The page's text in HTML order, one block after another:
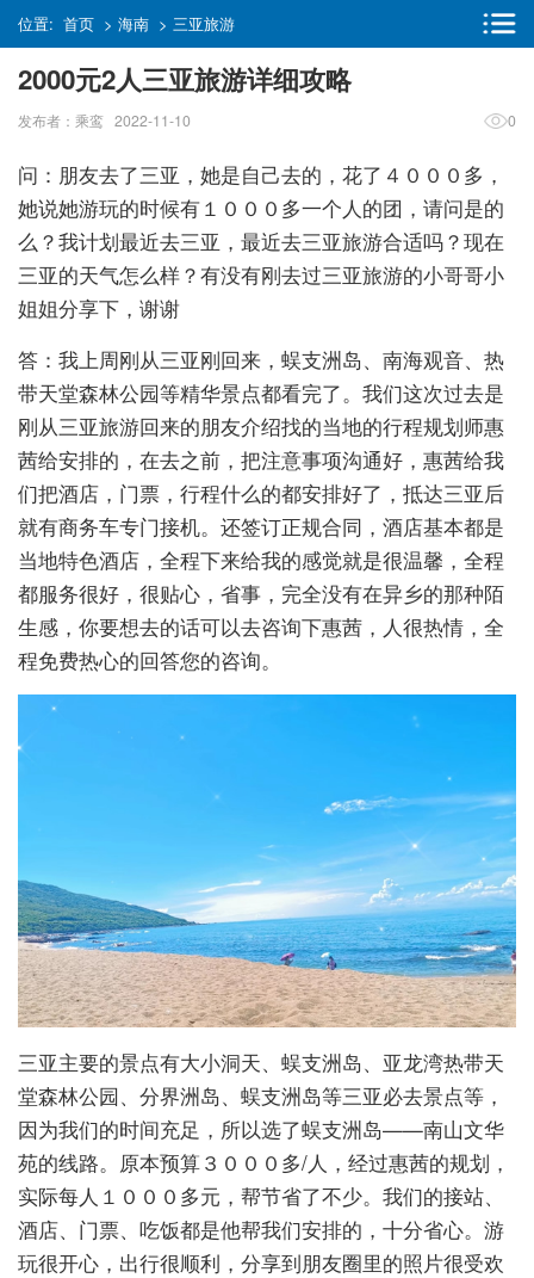
位置: 首页 > 海南 > 三亚旅游
2000元2人三亚旅游详细攻略
发布者：乘鸾 2022-11-10 0
问：朋友去了三亚，她是自己去的，花了４０００多，
她说她游玩的时候有１０００多一个人的团，请问是的
么？我计划最近去三亚，最近去三亚旅游合适吗？现在
三亚的天气怎么样？有没有刚去过三亚旅游的小哥哥小
姐姐分享下，谢谢
答：我上周刚从三亚刚回来，蜈支洲岛、南海观音、热
带天堂森林公园等精华景点都看完了。我们这次过去是
刚从三亚旅游回来的朋友介绍找的当地的行程规划师惠
茜给安排的，在去之前，把注意事项沟通好，惠茜给我
们把酒店，门票，行程什么的都安排好了，抵达三亚后
就有商务车专门接机。还签订正规合同，酒店基本都是
当地特色酒店，全程下来给我的感觉就是很温馨，全程
都服务很好，很贴心，省事，完全没有在异乡的那种陌
生感，你要想去的话可以去咨询下惠茜，人很热情，全
程免费热心的回答您的咨询。
三亚主要的景点有大小洞天、蜈支洲岛、亚龙湾热带天
堂森林公园、分界洲岛、蜈支洲岛等三亚必去景点等，
因为我们的时间充足，所以选了蜈支洲岛——南山文华
苑的线路。原本预算３０００多/人，经过惠茜的规划，
实际每人１０００多元，帮节省了不少。我们的接站、
酒店、门票、吃饭都是他帮我们安排的，十分省心。游
玩很开心，出行很顺利，分享到朋友圈里的照片很受欢